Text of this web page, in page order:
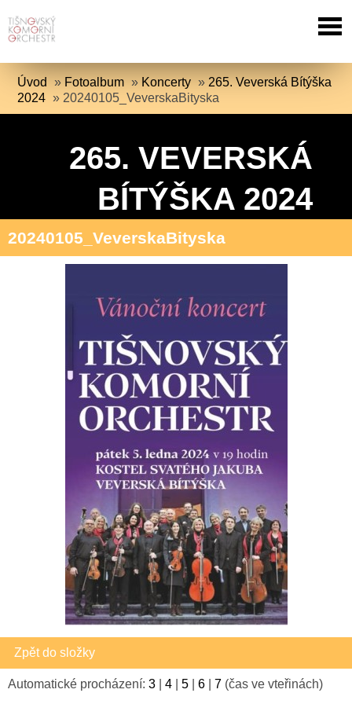
Úvod » Fotoalbum » Koncerty » 265. Veverská Bítýška
2024 » 20240105_VeverskaBityska
265. VEVERSKÁ
BÍTÝŠKA 2024
20240105_VeverskaBityska
Zpět do složky
Automatické procházení: 3 4 5 6 7 (čas ve vteřinách)